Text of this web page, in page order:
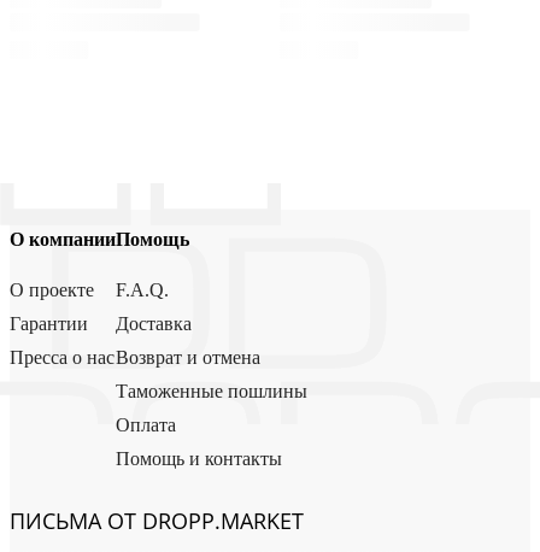
О компании
О проекте
Гарантии
Пресса о нас
Помощь
F.A.Q.
Доставка
Возврат и отмена
Таможенные пошлины
Оплата
Помощь и контакты
ПИСЬМА ОТ DROPP.MARKET